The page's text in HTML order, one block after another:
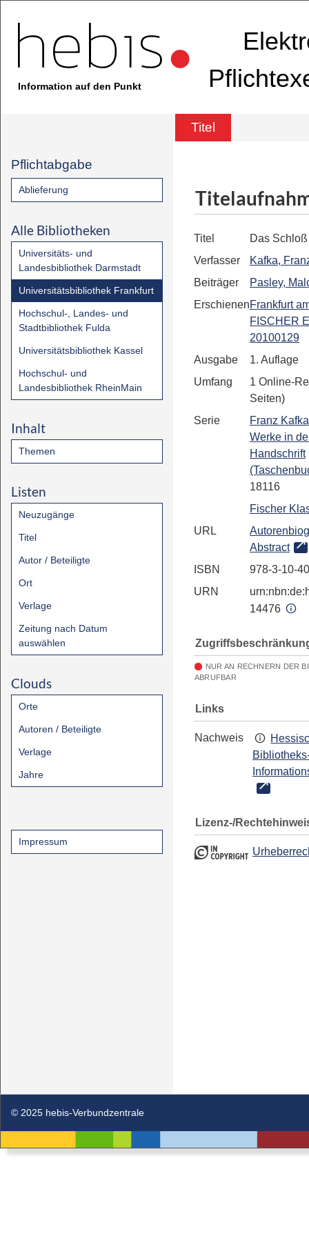
Information auf den Punkt
Titel
Pflichtabgabe
Ablieferung
Alle Bibliotheken
Universitäts- und
Landesbibliothek Darmstadt
Universitätsbibliothek Frankfurt
Hochschul-, Landes- und
Stadtbibliothek Fulda
Universitätsbibliothek Kassel
Hochschul- und
Landesbibliothek RheinMain
Inhalt
Themen
Listen
Neuzugänge
Titel
Autor / Beteiligte
Ort
Verlage
Zeitung nach Datum
auswählen
Clouds
Orte
Autoren / Beteiligte
Verlage
Jahre
Impressum
Titel Das Schloß
Verfasser
Kafka,
Beiträger
Pasley,
ErschienenFrankfurt
FISCHER
20100129
Ausgabe
1. Auflage
Umfang
1 Online-
Seiten)
Serie
Franz
Werke in
Handschrift
18116
Fischer
URL
Abstract
ISBN
978-3-10-
URN
14476
NUR AN RECHNERN DER
ABRUFBAR
Links
Nachweis
Lizenz-/
© 2025 hebis-Verbundzentrale